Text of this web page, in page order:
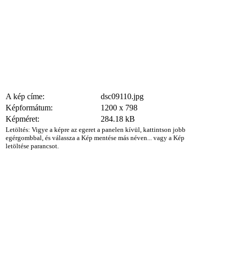
A kép címe:
dsc09110.jpg
Képformátum:
1200 x 798
Képméret:
284.18 kB
Letöltés: Vigye a képre az egeret a panelen kívül, kattintson jobb
egérgombbal, és válassza a Kép mentése más néven... vagy a Kép
letöltése parancsot.